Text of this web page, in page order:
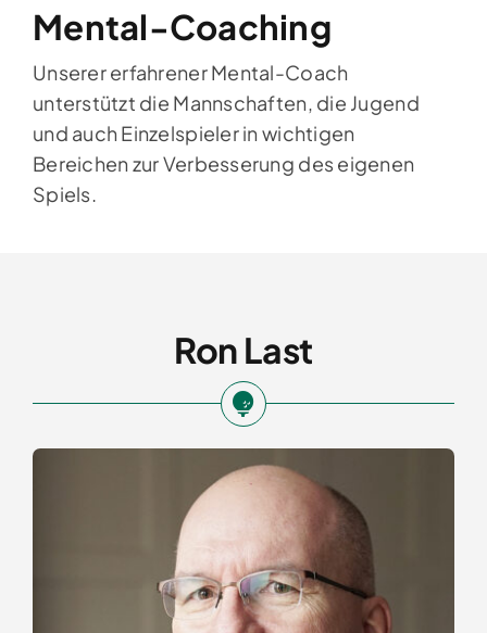
Mental-Coaching
Unserer erfahrener Mental-Coach
unterstützt die Mannschaften, die Jugend
und auch Einzelspieler in wichtigen
Bereichen zur Verbesserung des eigenen
Spiels.
Ron Last